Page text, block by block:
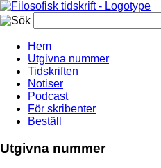
Hem
Utgivna nummer
Tidskriften
Notiser
Podcast
För skribenter
Beställ
Utgivna nummer